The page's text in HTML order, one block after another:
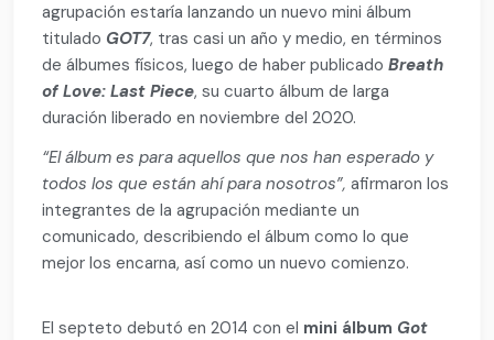
agrupación estaría lanzando un nuevo mini álbum
titulado GOT7, tras casi un año y medio, en términos
de álbumes físicos, luego de haber publicadoBreath
of Love: Last Piece, su cuarto álbum de larga
duración liberado en noviembre del 2020.
“El álbum es para aquellos que nos han esperado y
todos los que están ahí para nosotros”, afirmaron los
integrantes de la agrupación mediante un
comunicado, describiendo el álbum como lo que
mejor los encarna, así como un nuevo comienzo.
El septeto debutó en 2014 con el mini álbum Got